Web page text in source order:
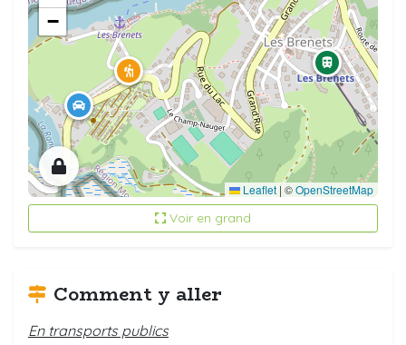
−
Leaflet |©OpenStreetMap
Voir en grand
Comment y aller
En transports publics